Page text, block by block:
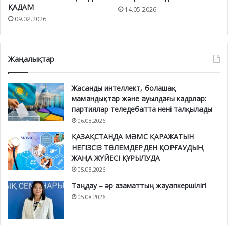
ҚАДАМ
09.02.2026
14.05.2026
Жаңалықтар
Жасанды интеллект, болашақ
мамандықтар және ауылдағы кадрлар:
партиялар теледебатта нені талқылады
06.08.2026
ҚАЗАҚСТАНДА МӘМС ҚАРАЖАТЫН
НЕГІЗСІЗ ТӨЛЕМДЕРДЕН ҚОРҒАУДЫҢ
ЖАҢА ЖҮЙЕСІ ҚҰРЫЛУДА
05.08.2026
Таңдау – әр азаматтың жауапкершілігі
05.08.2026